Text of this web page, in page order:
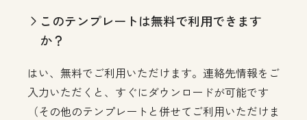
このテンプレートは無料で利用できます
か？
はい、無料でご利用いただけます。連絡先情報をご
入力いただくと、すぐにダウンロードが可能です
（その他のテンプレートと併せてご利用いただけま